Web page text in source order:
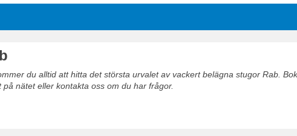
du alltid att hitta det största urvalet av vackert belägna stugor Rab.
på nätet eller kontakta oss om du har frågor.